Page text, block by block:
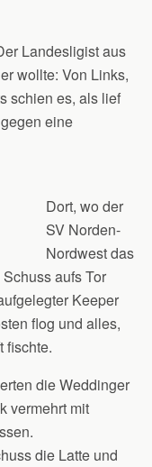
Landesligist aus
wollte: Von Links,
schien es, als lief
eine
Dort, wo der
SV Norden-
Nordwest das
aufs Tor
Keeper
flog und alles,
fischte.
die Weddinger
vermehrt mit
die Latte und